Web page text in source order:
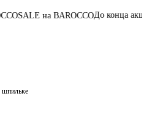
BAROCCOДо конца акции05:08:47:
шпильке